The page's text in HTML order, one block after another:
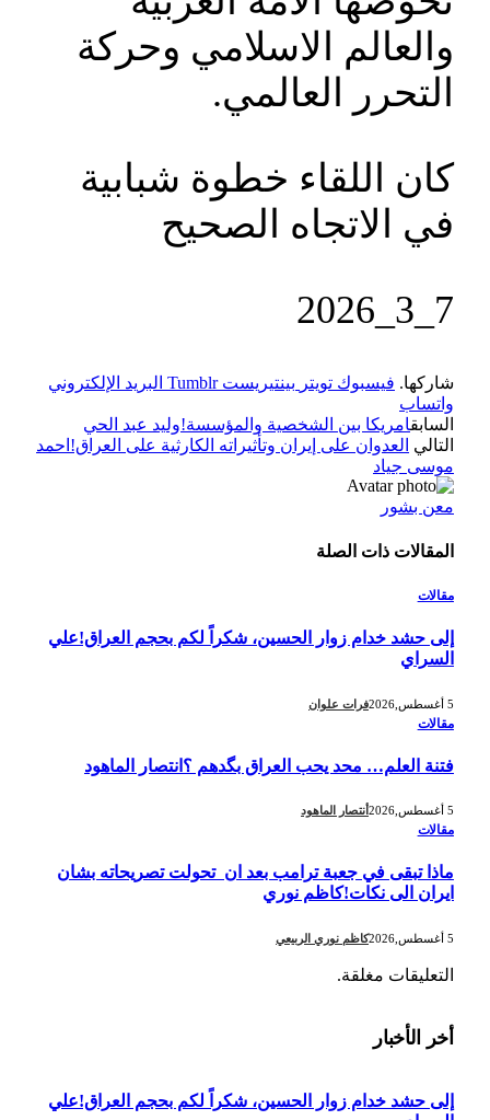
والعالم الاسلامي وحركة
التحرر العالمي.
كان اللقاء خطوة شبابية
في الاتجاه الصحيح
7_3_2026
شاركها. فيسبوك تويتر بينتيريست Tumblr البريد الإلكتروني
واتساب
السابقامريكا بين الشخصية والمؤسسة!وليد عبد الحي
التالي العدوان على إيران وتأثيراته الكارثية على العراق!احمد
موسى جياد
معن بشور
المقالاتذات الصلة
مقالات
إلى حشد خدام زوار الحسين، شكراً لكم بحجم العراق!علي
السراي
فرات علوان
مقالات
فتنة العلم… محد يحب العراق بگدهم ؟انتصار الماهود
أنتصار الماهود
مقالات
ماذا تبقى في جعبة ترامب بعد ان تحولت تصريحاته بشان
ايران الى نكات!كاظم نوري
كاظم نوري الربيعي
التعليقات مغلقة.
أخر الأخبار
إلى حشد خدام زوار الحسين، شكراً لكم بحجم العراق!علي